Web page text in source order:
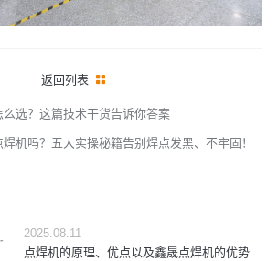
么选？这篇技术干货告诉你答案
返回列表
机吗？五大实操秘籍告别焊点发黑、不牢固！
2025.08.11
点焊机的原理、优点以及鑫晟点焊机的优势